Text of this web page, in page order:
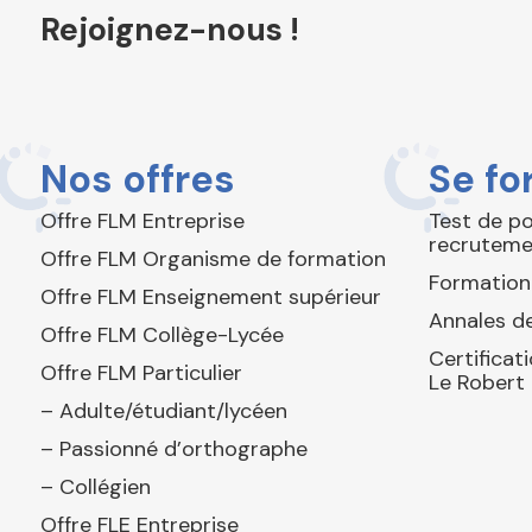
Rejoignez-nous !
Nos offres
Offre FLM Entreprise
Offre FLM Organisme de formation
Offre FLM Enseignement supérieur
Offre FLM Collège-Lycée
Offre FLM Particulier
– Adulte/étudiant/lycéen
– Passionné d’orthographe
– Collégien
Offre FLE Entreprise
Se
Test de
Annales
Le Robert